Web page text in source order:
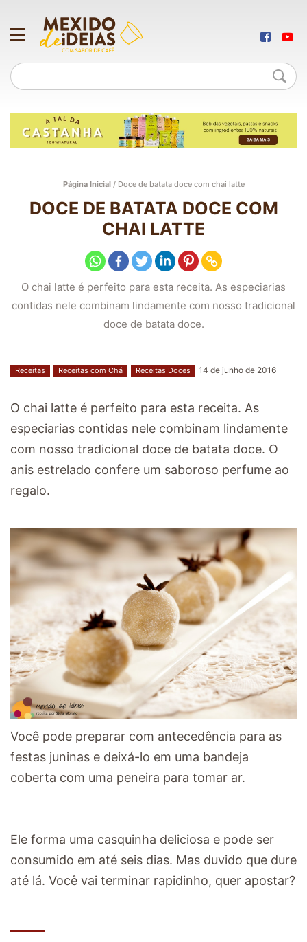
Página Inicial/ Doce de batata doce com chai latte
DOCE DE BATATA DOCE COM
CHAI LATTE
O chai latte é perfeito para esta receita. As especiarias
contidas nele combinam lindamente com nosso tradicional
doce de batata doce.
Receitas Receitas com Chá Receitas Doces 14 de junho de 2016
O chai latte é perfeito para esta receita. As
especiarias contidas nele combinam lindamente
com nosso tradicional doce de batata doce. O
anis estrelado confere um saboroso perfume ao
regalo.
Você pode preparar com antecedência para as
festas juninas e deixá-lo em uma bandeja
coberta com uma peneira para tomar ar.
Ele forma uma casquinha deliciosa e pode ser
consumido em até seis dias. Mas duvido que dure
até lá. Você vai terminar rapidinho, quer apostar?